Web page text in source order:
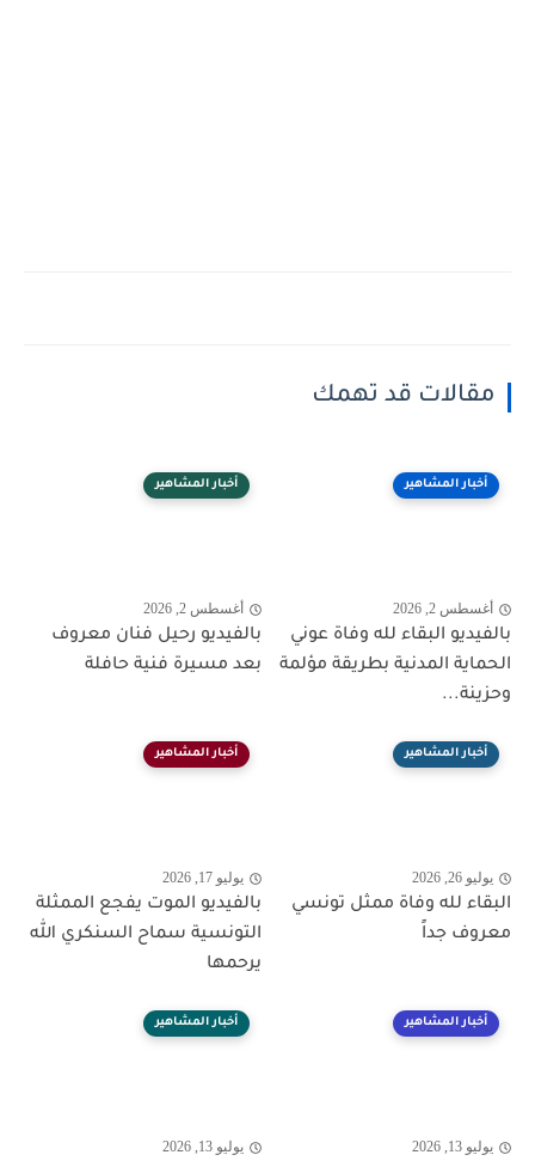
مقالات قد تهمك
أخبار المشاهير
أغسطس 2, 2026
بالفيديو البقاء لله وفاة عوني
الحماية المدنية بطريقة مؤلمة
وحزينة...
أخبار المشاهير
أغسطس 2, 2026
بالفيديو رحيل فنان معروف
بعد مسيرة فنية حافلة
أخبار المشاهير
يوليو 26, 2026
البقاء لله وفاة ممثل تونسي
معروف جداً
أخبار المشاهير
يوليو 17, 2026
بالفيديو الموت يفجع الممثلة
التونسية سماح السنكري الله
يرحمها
أخبار المشاهير
يوليو 13, 2026
أخبار المشاهير
يوليو 13, 2026